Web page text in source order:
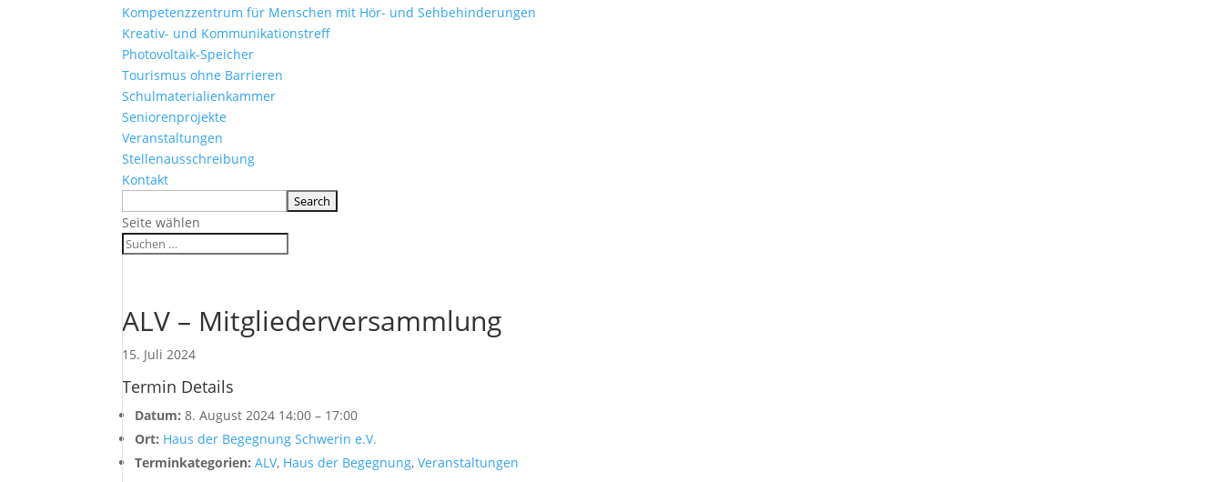
Kompetenzzentrum für Menschen mit Hör- und Sehbehinderungen
Kreativ- und Kommunikationstreff
Photovoltaik-Speicher
Tourismus ohne Barrieren
Schulmaterialienkammer
Seniorenprojekte
Veranstaltungen
Stellenausschreibung
Kontakt
Seite wählen
ALV – Mitgliederversammlung
15. Juli 2024
Termin Details
Datum: 8. August 2024 14:00 – 17:00
Ort: Haus der Begegnung Schwerin e.V.
Terminkategorien: ALV, Haus der Begegnung,Veranstaltungen